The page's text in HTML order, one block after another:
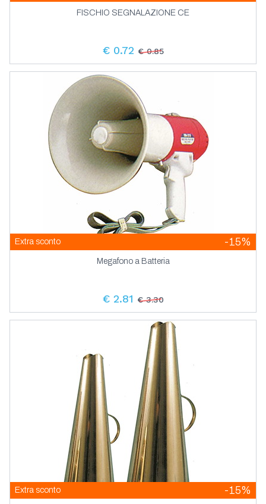
FISCHIO SEGNALAZIONE CE
€ 0.72 € 0.85
Extra sconto -15%
Megafono a Batteria
€ 2.81 € 3.30
Extra sconto -15%